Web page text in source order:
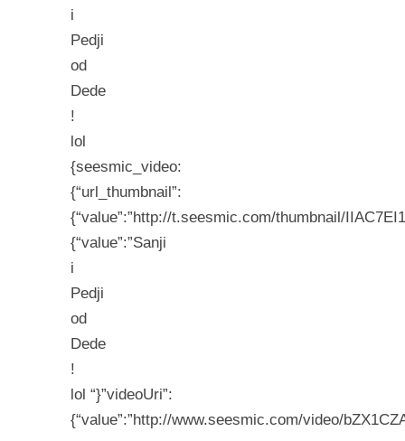
i
Pedji
od
Dede
!
lol
{seesmic_video:
{“url_thumbnail”:
{“value”:”http://t.seesmic.com/thumbnail/
{“value”:”Sanji
i
Pedji
od
Dede
!
lol “}”videoUri”:
{“value”:”http://www.seesmic.com/video/